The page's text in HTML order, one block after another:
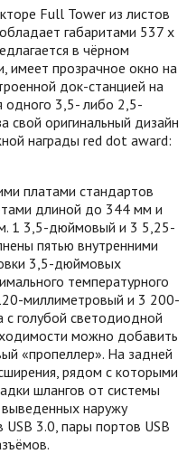
Full Tower из листов
габаритами 537 x
в чёрном
имеет прозрачное окно на
док-станцией на
одного 3,5- либо 2,5-
свой оригинальный дизайн
награды red dot award:
платами стандартов
длиной до 344 мм и
1 3,5-дюймовый и 3 5,25-
пятью внутренними
3,5-дюймовых
температурного
миллиметровый и 3 200-
голубой светодиодной
можно добавить
«пропеллер». На задней
рядом с которыми
шлангов от системы
наружу
3.0, пары портов USB